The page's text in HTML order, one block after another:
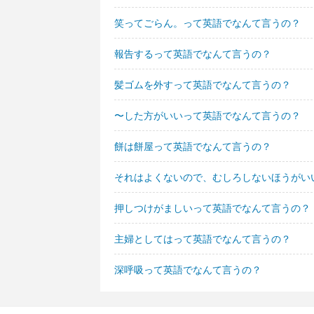
笑ってごらん。って英語でなんて言うの？
報告するって英語でなんて言うの？
髪ゴムを外すって英語でなんて言うの？
〜した方がいいって英語でなんて言うの？
餅は餅屋って英語でなんて言うの？
それはよくないので、むしろしないほうが
押しつけがましいって英語でなんて言うの？
主婦としてはって英語でなんて言うの？
深呼吸って英語でなんて言うの？